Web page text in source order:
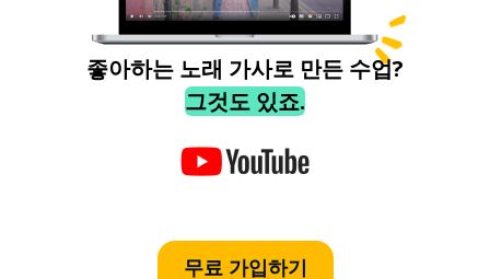
좋아하는 노래 가사로 만든 수업?
그것도 있죠.
무료 가입하기